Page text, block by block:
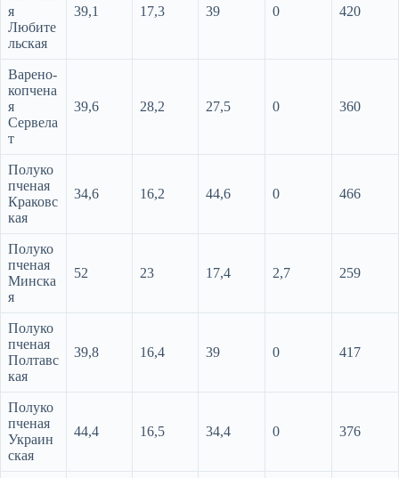
я
Любите
льская
39,1 17,3 39 0 420
Варено-
копчена
я
Сервела
т
39,6 28,2 27,5 0 360
Полуко
пченая
Краковс
кая
34,6 16,2 44,6 0 466
Полуко
пченая
Минска
я
52 23 17,4 2,7 259
Полуко
пченая
Полтавс
кая
39,8 16,4 39 0 417
Полуко
пченая
Украин
ская
44,4 16,5 34,4 0 376